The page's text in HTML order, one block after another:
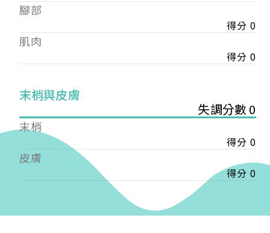
腳部
得分 0
肌肉
得分 0
末梢與皮膚
失調分數 0
末梢
得分 0
皮膚
得分 0
——
【會費】
個人會員:
入會費新臺幣1200元，於會員入會時繳納；常年會
入會費新臺幣3000元，於會員入會時繳納；常年會
戶名: 社團法人台灣自律神經健康培訓暨發展協會
帳號: 003-03-501566-2
銀行: (013) 國泰世華 南京東路分行